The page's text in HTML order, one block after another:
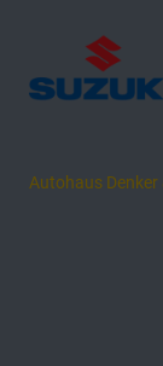
Autohaus Denker